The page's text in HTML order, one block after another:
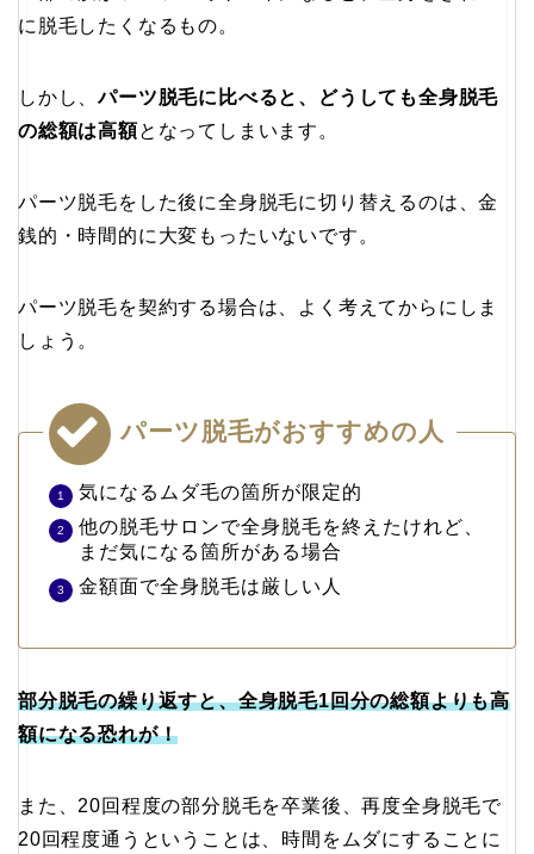
に脱毛したくなるもの。
しかし、パーツ脱毛に比べると、どうしても全身脱毛
の総額は高額となってしまいます。
パーツ脱毛をした後に全身脱毛に切り替えるのは、金
銭的・時間的に大変もったいないです。
パーツ脱毛を契約する場合は、よく考えてからにしま
しょう。
パーツ脱毛がおすすめの人
気になるムダ毛の箇所が限定的
他の脱毛サロンで全身脱毛を終えたけれど、
まだ気になる箇所がある場合
金額面で全身脱毛は厳しい人
部分脱毛の繰り返すと、全身脱毛1回分の総額よりも高
額になる恐れが！
また、20回程度の部分脱毛を卒業後、再度全身脱毛で
20回程度通うということは、時間をムダにすることに